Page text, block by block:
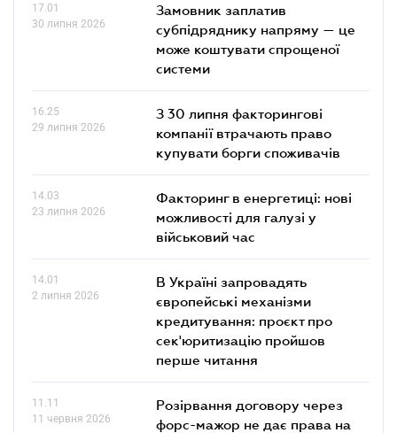
17.01
30 липня 2026
Замовник заплатив
субпідряднику напряму — це
може коштувати спрощеної
системи
16.25
29 липня 2026
З 30 липня факторингові
компанії втрачають право
купувати борги споживачів
14.03
23 липня 2026
Факторинг в енергетиці: нові
можливості для галузі у
військовий час
14.01
2 липня 2026
В Україні запровадять
європейські механізми
кредитування: проєкт про
сек'юритизацію пройшов
перше читання
11.11
11 червня 2026
Розірвання договору через
форс-мажор не дає права на